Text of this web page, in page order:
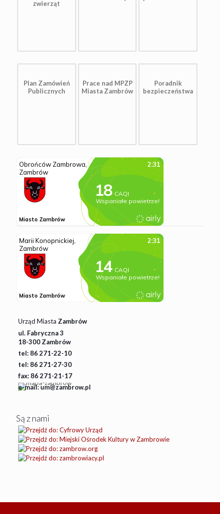
zwierząt
Plan Zamówień
Publicznych
Prace nad MPZP
Miasta Zambrów
Poradnik
bezpieczeństwa
Urząd Miasta Zambrów
ul. Fabryczna 3
18-300 Zambrów
tel: 86 271-22-10
tel: 86 271-27-30
fax: 86 271-21-17
e-mail: um@zambrow.pl
Są z nami